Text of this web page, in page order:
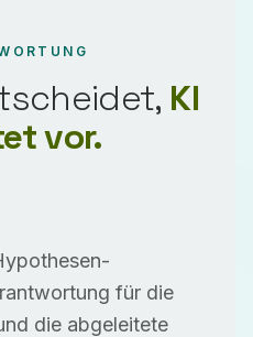
KI
vor.
für die
die abgeleitete